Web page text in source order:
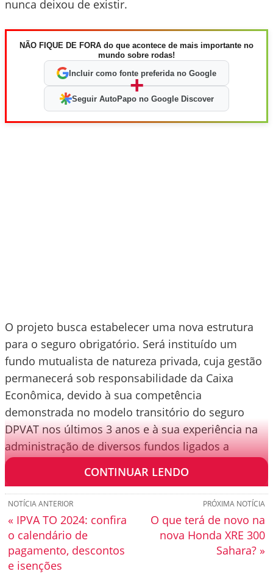
nunca deixou de existir.
NÃO FIQUE DE FORA do que acontece de mais importante no
mundo sobre rodas!
Incluir como fonte preferida no Google
+
Seguir AutoPapo no Google Discover
O projeto busca estabelecer uma nova estrutura
para o seguro obrigatório. Será instituído um
fundo mutualista de natureza privada, cuja gestão
permanecerá sob responsabilidade da Caixa
Econômica, devido à sua competência
demonstrada no modelo transitório do seguro
DPVAT nos últimos 3 anos e à sua experiência na
administração de diversos fundos ligados a
políticas públicas.
CONTINUAR LENDO
PRÓXIMA NOTÍCIA
O que terá de novo na
nova Honda XRE 300
Sahara? »
NOTÍCIA ANTERIOR
« IPVA TO 2024: confira
o calendário de
pagamento, descontos
e isenções